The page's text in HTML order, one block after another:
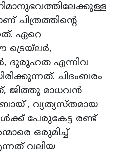
ചിത്രത്തിന്റെ
ഏറെ
ദുരൂഹത എന്നിവ
ചിദംബരം
ജിത്തു മാധവന്‍
ബോയ്', വ്യത്യസ്തമായ
പേരുകേട്ട രണ്ട്
ഒരുമിച്ച്
വലിയ